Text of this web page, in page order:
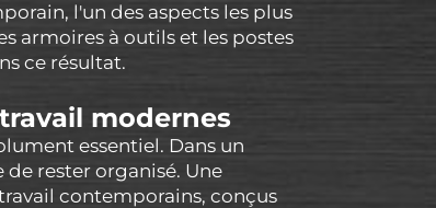
l'un des aspects les plus
armoires à outils et les postes
ce résultat.
modernes
essentiel. Dans un
rester organisé. Une
contemporains, conçus